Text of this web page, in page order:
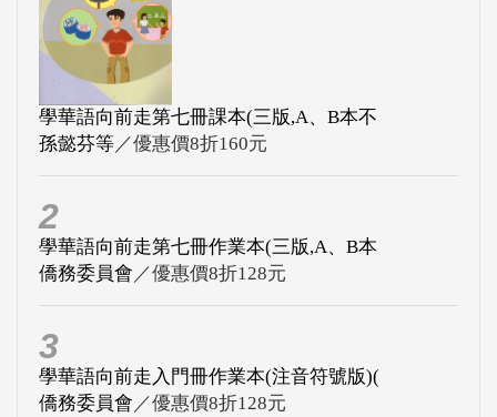
學華語向前走第七冊課本(三版,A、B本不
孫懿芬等／優惠價8折160元
2
學華語向前走第七冊作業本(三版,A、B本
僑務委員會 ／優惠價8折128元
3
學華語向前走入門冊作業本(注音符號版)(
僑務委員會 ／優惠價8折128元